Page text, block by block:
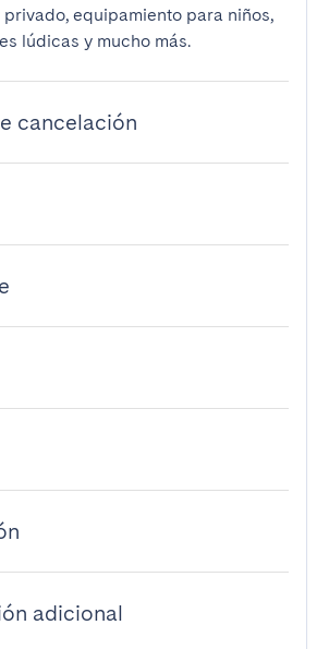
privado, equipamiento para niños,
lúdicas y mucho más.
cancelación
adicional